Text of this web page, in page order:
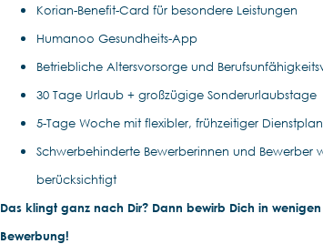
Korian-Benefit-Card für besondere Leistungen
Humanoo Gesundheits-App
Betriebliche Altersvorsorge und
30 Tage Urlaub + großzügige Sonderurlaubstage
5-Tage Woche mit flexibler, frühzeitiger
Schwerbehinderte Bewerberinnen und Bewerber
berücksichtigt
Das klingt ganz nach Dir? Dann bewirb Dich in
Bewerbung!